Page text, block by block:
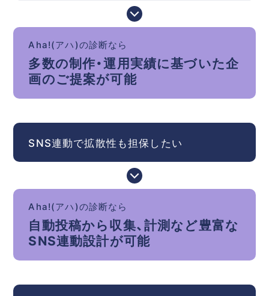
Aha!(アハ)の診断なら
多数の制作・運用実績に基づいた企
画のご提案が可能
SNS連動で拡散性も担保したい
Aha!(アハ)の診断なら
自動投稿から収集、計測など豊富な
SNS連動設計が可能